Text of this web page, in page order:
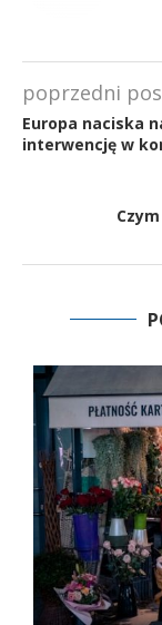
poprzedni
Europa naciska
interwencję w